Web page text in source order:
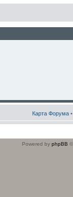
Карта Форума
Powered by phpBB